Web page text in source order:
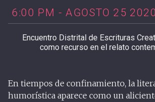
6:00 PM - AGOSTO 25
Encuentro Distrital de Escrituras
como recurso en el relato
En tiempos de confinamiento, la
humorística aparece como un